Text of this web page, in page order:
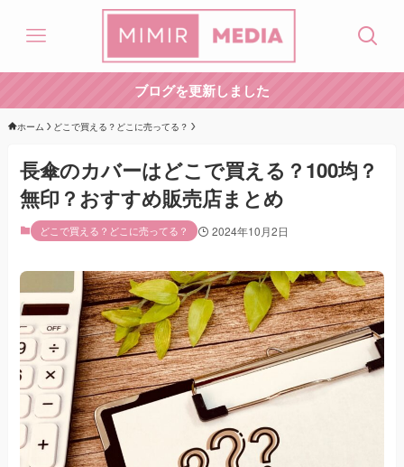
ブログを更新しました
ホーム どこで買える？どこに売ってる？
長傘のカバーはどこで買える？100均？
無印？おすすめ販売店まとめ
どこで買える？どこに売ってる？ 2024年10月2日